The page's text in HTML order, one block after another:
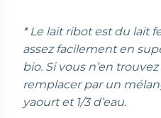
* Le lait ribot est du lait
assez facilement en
bio. Si vous n’en
remplacer par un
yaourt et 1/3 d’eau.